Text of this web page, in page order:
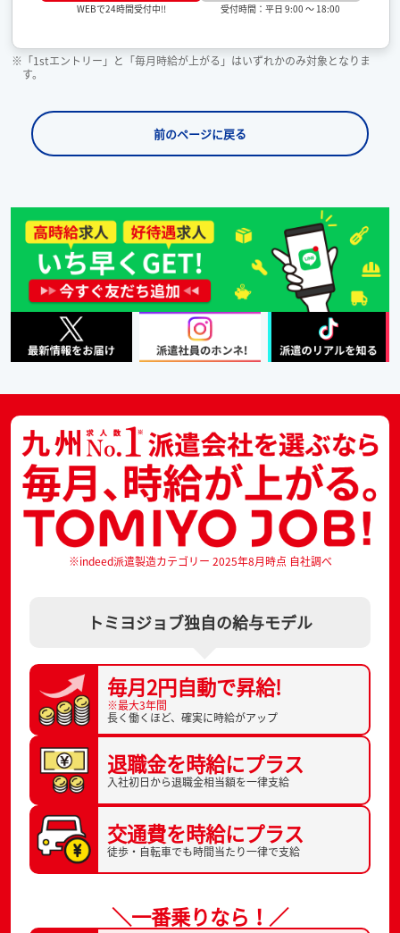
WEBで24時間受付中!! 受付時間：平日 9:00 ～ 18:00
※「1stエントリー」と「毎月時給が上がる」はいずれかのみ対象となりま
す。
前のページに戻る
※indeed派遣製造カテゴリー 2025年8月時点 自社調べ
トミヨジョブ独自の給与モデル
毎月2円自動で昇給!
※最大3年間
長く働くほど、 確実に時給がアップ
退職金を時給にプラス
入社初日から退職金相当額を一律支給
交通費を時給にプラス
徒歩・自転車でも時間当たり一律で支給
＼一番乗りなら！／